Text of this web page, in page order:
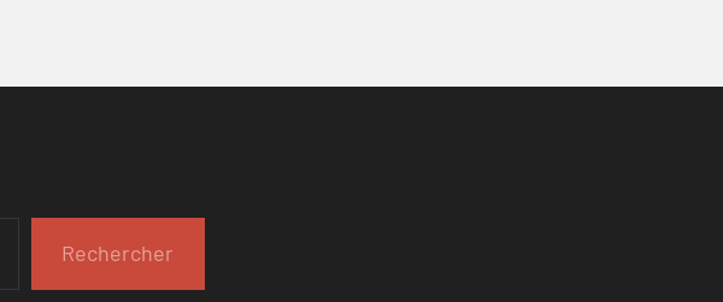
Rechercher